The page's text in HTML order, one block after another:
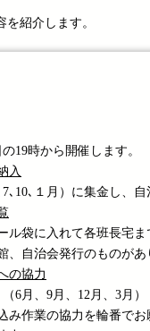
紹介します。
19時から開催します。
入
､10､１月）に集金し、
ル袋に入れて各班長宅
、自治会発行のものがあ
の協力
6月、9月、12月、3月）
み作業の協力を輪番でお